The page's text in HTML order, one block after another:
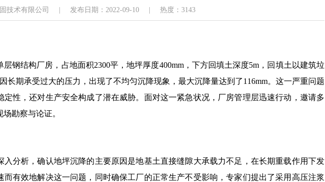
技术有限公司 发布日期：2022-09-10 热度：3143
钢结构厂房，占地面积2300平，地坪厚度400mm，下方回填土深度5m，回填土以建筑垃
长期承受过大的压力，出现了不均匀沉降现象，最大沉降量达到了116mm。这一严重问题
定性，还对生产安全构成了潜在威胁。面对这一紧急状况，厂房管理层迅速行动，邀请多
勘察与论证。
入分析，确认地坪沉降的主要原因是地基土直接缝隙大承载力不足，在长期重载作用下发
而有效地解决这一问题，同时确保工厂的正常生产不受影响，专家们提出了采用高压注浆